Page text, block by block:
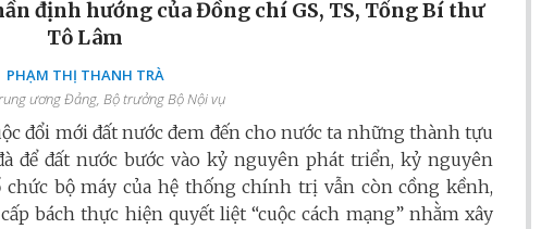
định hướng của Đồng chí GS, TS, Tổng Bí thư
Tô Lâm
PHẠM THỊ THANH TRÀ
ương Đảng, Bộ trưởng Bộ Nội vụ
đổi mới đất nước đem đến cho nước ta những thành tựu
để đất nước bước vào kỷ nguyên phát triển, kỷ nguyên
bộ máy của hệ thống chính trị vẫn còn cồng kềnh,
bách thực hiện quyết liệt “cuộc cách mạng” nhằm xây